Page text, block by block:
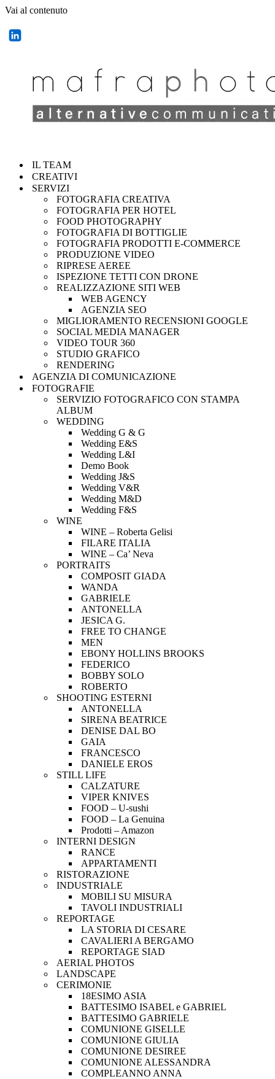
Vai al contenuto
IL TEAM
CREATIVI
SERVIZI
FOTOGRAFIA CREATIVA
FOTOGRAFIA PER HOTEL
FOOD PHOTOGRAPHY
FOTOGRAFIA DI BOTTIGLIE
FOTOGRAFIA PRODOTTI E-COMMERCE
PRODUZIONE VIDEO
RIPRESE AEREE
ISPEZIONE TETTI CON DRONE
REALIZZAZIONE SITI WEB
WEB AGENCY
AGENZIA SEO
MIGLIORAMENTO RECENSIONI GOOGLE
SOCIAL MEDIA MANAGER
VIDEO TOUR 360
STUDIO GRAFICO
RENDERING
AGENZIA DI COMUNICAZIONE
FOTOGRAFIE
SERVIZIO FOTOGRAFICO CON STAMPA
ALBUM
WEDDING
Wedding G & G
Wedding E&S
Wedding L&I
Demo Book
Wedding J&S
Wedding V&R
Wedding M&D
Wedding F&S
WINE
WINE – Roberta Gelisi
FILARE ITALIA
WINE – Ca’ Neva
PORTRAITS
COMPOSIT GIADA
WANDA
GABRIELE
ANTONELLA
JESICA G.
FREE TO CHANGE
MEN
EBONY HOLLINS BROOKS
FEDERICO
BOBBY SOLO
ROBERTO
SHOOTING ESTERNI
ANTONELLA
SIRENA BEATRICE
DENISE DAL BO
GAIA
FRANCESCO
DANIELE EROS
STILL LIFE
CALZATURE
VIPER KNIVES
FOOD – U-sushi
FOOD – La Genuina
Prodotti – Amazon
INTERNI DESIGN
RANCE
APPARTAMENTI
RISTORAZIONE
INDUSTRIALE
MOBILI SU MISURA
TAVOLI INDUSTRIALI
REPORTAGE
LA STORIA DI CESARE
CAVALIERI A BERGAMO
REPORTAGE SIAD
AERIAL PHOTOS
LANDSCAPE
CERIMONIE
18ESIMO ASIA
BATTESIMO ISABEL e GABRIEL
BATTESIMO GABRIELE
COMUNIONE GISELLE
COMUNIONE GIULIA
COMUNIONE DESIREE
COMUNIONE ALESSANDRA
COMPLEANNO ANNA